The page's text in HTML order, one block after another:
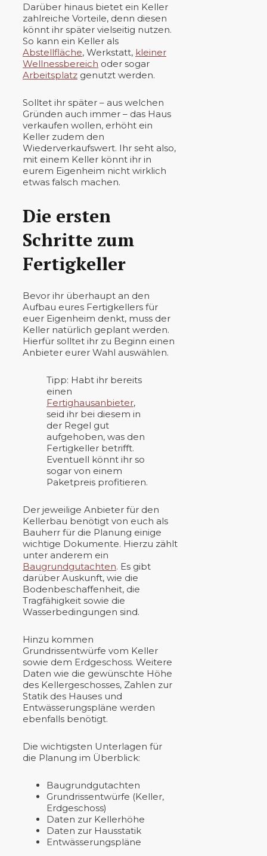
Darüber hinaus bietet ein Keller
zahlreiche Vorteile, denn diesen
könnt ihr später vielseitig nutzen.
So kann ein Keller als
Abstellfläche, Werkstatt, kleiner
Wellnessbereich oder sogar
Arbeitsplatz genutzt werden.
Solltet ihr später – aus welchen
Gründen auch immer – das Haus
verkaufen wollen, erhöht ein
Keller zudem den
Wiederverkaufswert. Ihr seht also,
mit einem Keller könnt ihr in
eurem Eigenheim nicht wirklich
etwas falsch machen.
Die ersten
Schritte zum
Fertigkeller
Bevor ihr überhaupt an den
Aufbau eures Fertigkellers für
euer Eigenheim denkt, muss der
Keller natürlich geplant werden.
Hierfür solltet ihr zu Beginn einen
Anbieter eurer Wahl auswählen.
Tipp: Habt ihr bereits
einen
Fertighausanbieter,
seid ihr bei diesem in
der Regel gut
aufgehoben, was den
Fertigkeller betrifft.
Eventuell könnt ihr so
sogar von einem
Paketpreis profitieren.
Der jeweilige Anbieter für den
Kellerbau benötigt von euch als
Bauherr für die Planung einige
wichtige Dokumente. Hierzu zählt
unter anderem ein
Baugrundgutachten. Es gibt
darüber Auskunft, wie die
Bodenbeschaffenheit, die
Tragfähigkeit sowie die
Wasserbedingungen sind.
Hinzu kommen
Grundrissentwürfe vom Keller
sowie dem Erdgeschoss. Weitere
Daten wie die gewünschte Höhe
des Kellergeschosses, Zahlen zur
Statik des Hauses und
Entwässerungspläne werden
ebenfalls benötigt.
Die wichtigsten Unterlagen für
die Planung im Überblick:
Baugrundgutachten
Grundrissentwürfe (Keller,
Erdgeschoss)
Daten zur Kellerhöhe
Daten zur Hausstatik
Entwässerungspläne